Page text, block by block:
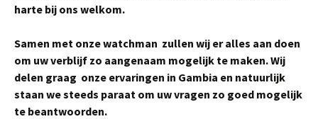
harte bij ons welkom.
Samen met onze watchman zullen wij er alles aan doen
om uw verblijf zo aangenaam mogelijk te maken. Wij
delen graag onze ervaringen in Gambia en natuurlijk
staan we steeds paraat om uw vragen zo goed mogelijk
te beantwoorden.